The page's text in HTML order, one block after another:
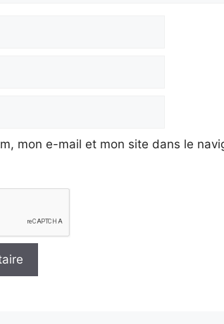
mon e-mail et mon site dans le